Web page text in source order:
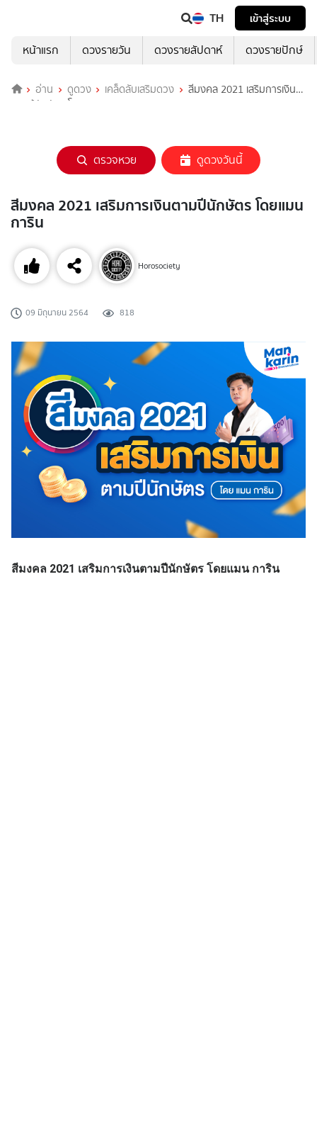
TH
เข้าสู่ระบบ
หน้าแรก
ดวงรายวัน ดวงรายสัปดาห์ ดวงรายปักษ์
อ่าน ดูดวง เคล็ดลับเสริมดวง
สีมงคล 2021 เสริมการเงิน
ตามปีนักษัตร โดยแมน การิน
ตรวจหวย ดูดวงวันนี้
สีมงคล 2021 เสริมการเงินตามปีนักษัตร โดยแมน
การิน
Horosociety
09 มิถุนายน 2564 818
สีมงคล 2021 เสริมการเงินตามปีนักษัตร โดยแมน การิน